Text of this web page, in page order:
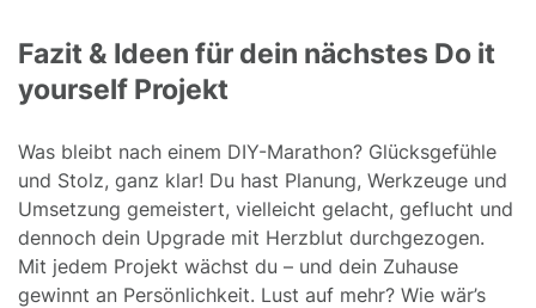
Fazit & Ideen für dein nächstes Do it
yourself Projekt
Was bleibt nach einem DIY-Marathon? Glücksgefühle
und Stolz, ganz klar! Du hast Planung, Werkzeuge und
Umsetzung gemeistert, vielleicht gelacht, geflucht und
dennoch dein Upgrade mit Herzblut durchgezogen.
Mit jedem Projekt wächst du – und dein Zuhause
gewinnt an Persönlichkeit. Lust auf mehr? Wie wär’s